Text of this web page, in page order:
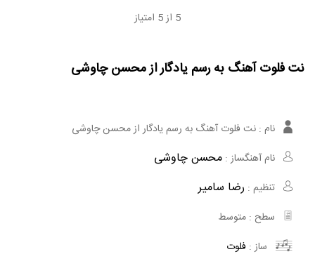
5 از 5 امتیاز
نت فلوت آهنگ به رسم یادگار از محسن چاوشی
نام : نت فلوت آهنگ به رسم یادگار از محسن چاوشی
نام آهنگساز : محسن چاوشی
تنظیم : رضا سامیر
سطح : متوسط
ساز : فلوت